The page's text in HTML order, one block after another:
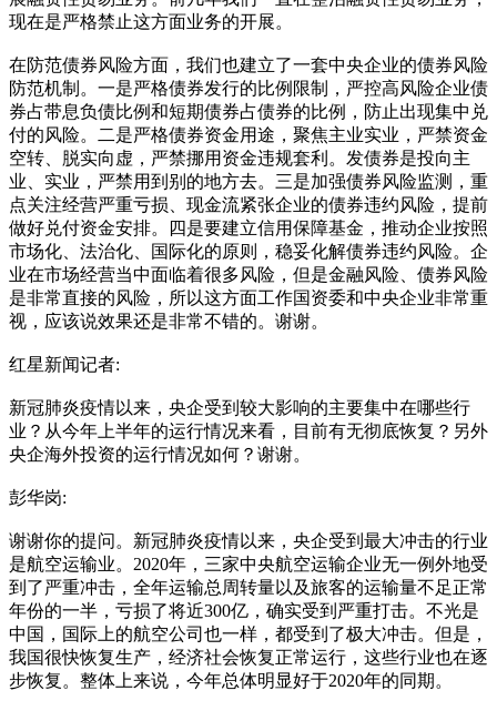
现在是严格禁止这方面业务的开展。
在防范债券风险方面，我们也建立了一套中央企业的债券风险
防范机制。一是严格债券发行的比例限制，严控高风险企业债
券占带息负债比例和短期债券占债券的比例，防止出现集中兑
付的风险。二是严格债券资金用途，聚焦主业实业，严禁资金
空转、脱实向虚，严禁挪用资金违规套利。发债券是投向主
业、实业，严禁用到别的地方去。三是加强债券风险监测，重
点关注经营严重亏损、现金流紧张企业的债券违约风险，提前
做好兑付资金安排。四是要建立信用保障基金，推动企业按照
市场化、法治化、国际化的原则，稳妥化解债券违约风险。企
业在市场经营当中面临着很多风险，但是金融风险、债券风险
是非常直接的风险，所以这方面工作国资委和中央企业非常重
视，应该说效果还是非常不错的。谢谢。
红星新闻记者:
新冠肺炎疫情以来，央企受到较大影响的主要集中在哪些行
业？从今年上半年的运行情况来看，目前有无彻底恢复？另外
央企海外投资的运行情况如何？谢谢。
彭华岗:
谢谢你的提问。新冠肺炎疫情以来，央企受到最大冲击的行业
是航空运输业。2020年，三家中央航空运输企业无一例外地受
到了严重冲击，全年运输总周转量以及旅客的运输量不足正常
年份的一半，亏损了将近300亿，确实受到严重打击。不光是
中国，国际上的航空公司也一样，都受到了极大冲击。但是，
我国很快恢复生产，经济社会恢复正常运行，这些行业也在逐
步恢复。整体上来说，今年总体明显好于2020年的同期。